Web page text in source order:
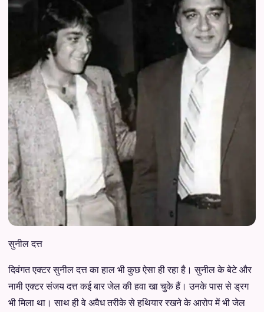
सुनील दत्त
दिवंगत एक्टर सुनील दत्त का हाल भी कुछ ऐसा ही रहा है। सुनील के बेटे और
नामी एक्टर संजय दत्त कई बार जेल की हवा खा चुके हैं। उनके पास से ड्रग
भी मिला था। साथ ही वे अवैध तरीके से हथियार रखने के आरोप में भी जेल